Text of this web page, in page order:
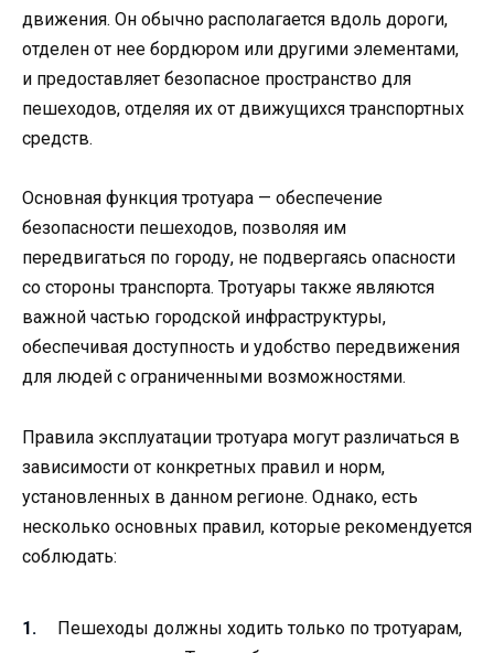
движения. Он обычно располагается вдоль дороги,
отделен от нее бордюром или другими элементами,
и предоставляет безопасное пространство для
пешеходов, отделяя их от движущихся транспортных
средств.
Основная функция тротуара — обеспечение
безопасности пешеходов, позволяя им
передвигаться по городу, не подвергаясь опасности
со стороны транспорта. Тротуары также являются
важной частью городской инфраструктуры,
обеспечивая доступность и удобство передвижения
для людей с ограниченными возможностями.
Правила эксплуатации тротуара могут различаться в
зависимости от конкретных правил и норм,
установленных в данном регионе. Однако, есть
несколько основных правил, которые рекомендуется
соблюдать:
Пешеходы должны ходить только по тротуарам,